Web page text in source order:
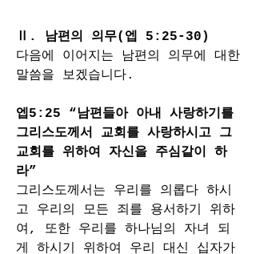
Ⅱ. 남편의 의무(엡 5:25-30)
다음에 이어지는 남편의 의무에 대한
말씀을 보겠습니다.
엡5:25 “남편들아 아내 사랑하기를
그리스도께서 교회를 사랑하시고 그
교회를 위하여 자신을 주심같이 하
라”
그리스도께서는 우리를 의롭다 하시
고 우리의 모든 죄를 용서하기 위하
여, 또한 우리를 하나님의 자녀 되
게 하시기 위하여 우리 대신 십자가